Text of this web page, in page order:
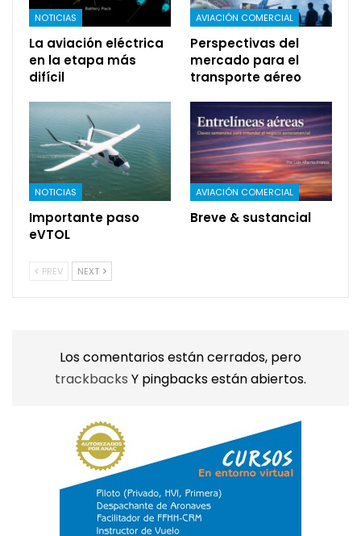
NOTICIAS
La aviación eléctrica
en la etapa más
difícil
AVIACIÓN COMERCIAL
Perspectivas del
mercado para el
transporte aéreo
NOTICIAS
Importante paso
eVTOL
AVIACIÓN COMERCIAL
Breve & sustancial
PREV NEXT
Los comentarios están cerrados, pero
trackbacks Y pingbacks están abiertos.